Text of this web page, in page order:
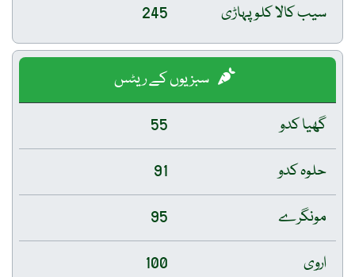
سیب کالا کلو پہاڑی 245
سبزیوں کے ریٹس
گھیا کدو
55
حلوہ کدو
91
مونگرے
95
اروی
100